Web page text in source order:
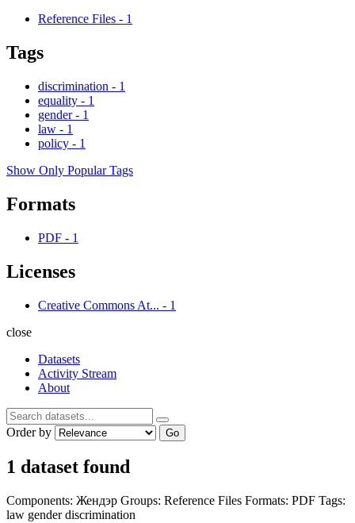
Reference Files - 1
Tags
discrimination - 1
equality - 1
gender - 1
law - 1
policy - 1
Show Only Popular Tags
Formats
PDF - 1
Licenses
Creative Commons At... - 1
close
Datasets
Activity Stream
About
Order by Go
1 dataset found
Components: Жендэр Groups: Reference Files Formats: PDF Tags:
law genderdiscrimination